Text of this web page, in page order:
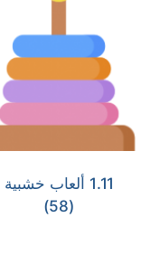
1.11 ألعاب خشبية
(58)